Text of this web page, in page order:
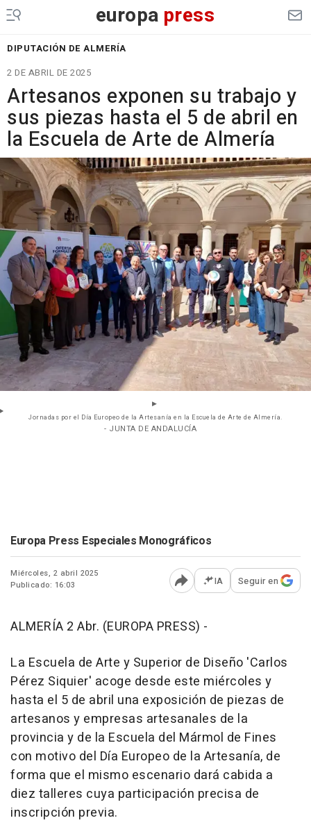
europa press
DIPUTACIÓN DE ALMERÍA
2 DE ABRIL DE 2025
Artesanos exponen su trabajo y
sus piezas hasta el 5 de abril en
la Escuela de Arte de Almería
Jornadas por el Día Europeo de la Artesanía en la Escuela de Arte de Almería.
- JUNTA DE ANDALUCÍA
Europa Press Especiales Monográficos
Miércoles, 2 abril 2025
Publicado: 16:03
Abrir opciones para
IA Seguir en
ALMERÍA 2 Abr. (EUROPA PRESS) -
La Escuela de Arte y Superior de Diseño 'Carlos
Pérez Siquier' acoge desde este miércoles y
hasta el 5 de abril una exposición de piezas de
artesanos y empresas artesanales de la
provincia y de la Escuela del Mármol de Fines
con motivo del Día Europeo de la Artesanía, de
forma que el mismo escenario dará cabida a
diez talleres cuya participación precisa de
inscripción previa.